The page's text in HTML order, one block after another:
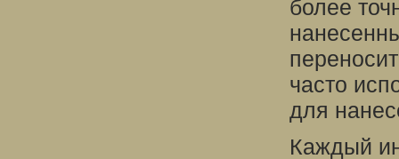
более
часто
для
Каждый